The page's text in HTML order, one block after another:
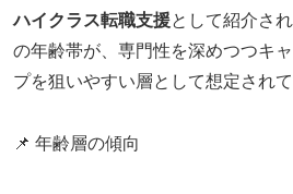
ハイクラス転職支援として紹介さ
の年齢帯が、専門性を深めつつキ
プを狙いやすい層として想定されて
📌 年齢層の傾向